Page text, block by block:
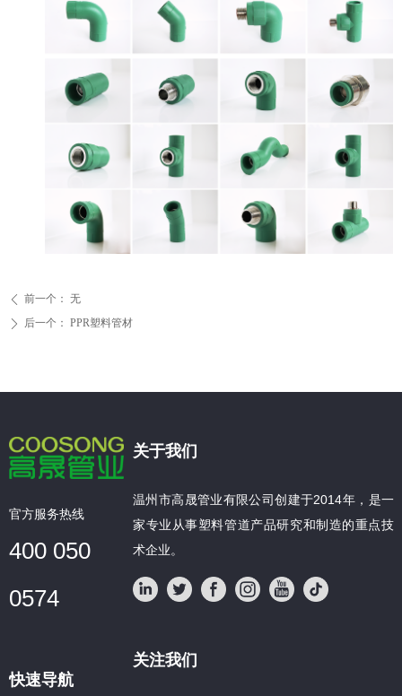
ꄴ 前一个： 无
ꄲ 后一个： PPR塑料管材
快速导航
关于我们
温州市高晟管业有限公司创建于2014年，是一
家专业从事塑料管道产品研究和制造的重点技
术企业。
关注我们
官方服务热线
400 050
0574